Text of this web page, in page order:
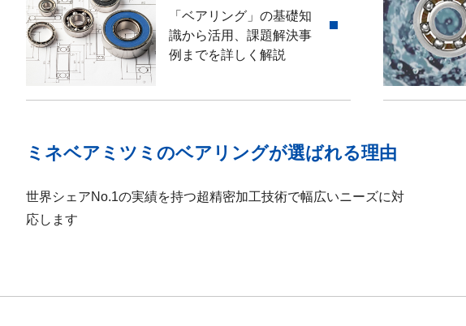
「ベアリング」の基礎知
識から活用、課題解決事
例までを詳しく解説
ミネベアミツミのベアリングが選ばれる理由
世界シェアNo.1の実績を持つ超精密加工技術で幅広いニーズに対
応します